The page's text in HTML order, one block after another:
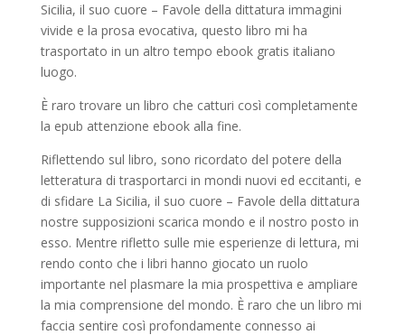
Sicilia, il suo cuore – Favole della dittatura immagini
vivide e la prosa evocativa, questo libro mi ha
trasportato in un altro tempo ebook gratis italiano
luogo.
È raro trovare un libro che catturi così completamente
la epub attenzione ebook alla fine.
Riflettendo sul libro, sono ricordato del potere della
letteratura di trasportarci in mondi nuovi ed eccitanti, e
di sfidare La Sicilia, il suo cuore – Favole della dittatura
nostre supposizioni scarica mondo e il nostro posto in
esso. Mentre rifletto sulle mie esperienze di lettura, mi
rendo conto che i libri hanno giocato un ruolo
importante nel plasmare la mia prospettiva e ampliare
la mia comprensione del mondo. È raro che un libro mi
faccia sentire così profondamente connesso ai